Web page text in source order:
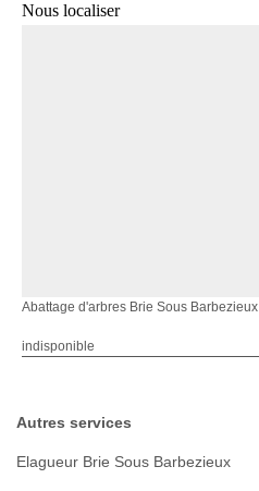
Nous localiser
Abattage d'arbres Brie Sous Barbezieux
indisponible
Autres services
Elagueur Brie Sous Barbezieux